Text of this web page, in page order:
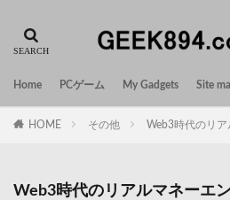
Home PCゲーム My Gadgets Site
HOME その他 Web3時代のリ
Web3時代のリアルマネーエ